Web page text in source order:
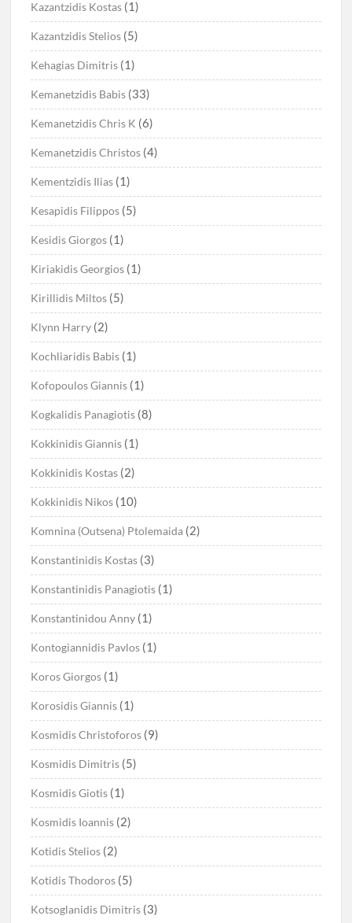
Kazantzidis Kostas (1)
Kazantzidis Stelios (5)
Kehagias Dimitris (1)
Kemanetzidis Babis (33)
Kemanetzidis Chris K (6)
Kemanetzidis Christos (4)
Kementzidis Ilias (1)
Kesapidis Filippos (5)
Kesidis Giorgos (1)
Kiriakidis Georgios (1)
Kirillidis Miltos (5)
Klynn Harry (2)
Kochliaridis Babis (1)
Kofopoulos Giannis (1)
Kogkalidis Panagiotis (8)
Kokkinidis Giannis (1)
Kokkinidis Kostas (2)
Kokkinidis Nikos (10)
Komnina (Outsena) Ptolemaida (2)
Konstantinidis Kostas (3)
Konstantinidis Panagiotis (1)
Konstantinidou Anny (1)
Kontogiannidis Pavlos (1)
Koros Giorgos (1)
Korosidis Giannis (1)
Kosmidis Christoforos (9)
Kosmidis Dimitris (5)
Kosmidis Giotis (1)
Kosmidis Ioannis (2)
Kotidis Stelios (2)
Kotidis Thodoros (5)
Kotsoglanidis Dimitris (3)